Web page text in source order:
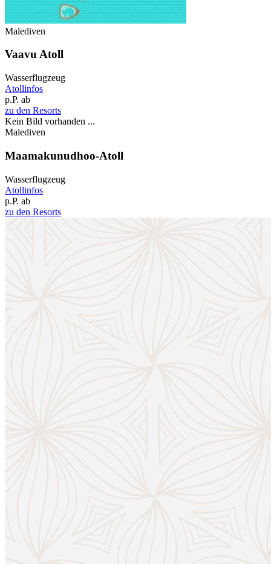
Malediven
Vaavu Atoll
Wasserflugzeug
Atollinfos
p.P. ab
zu den Resorts
Kein Bild vorhanden ...
Malediven
Maamakunudhoo-Atoll
Wasserflugzeug
Atollinfos
p.P. ab
zu den Resorts